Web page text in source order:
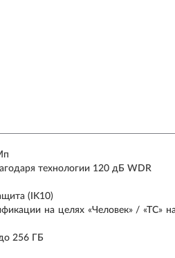
технологии 120 дБ WDR
(IK10)
на целях «Человек» / «ТС»
256 ГБ